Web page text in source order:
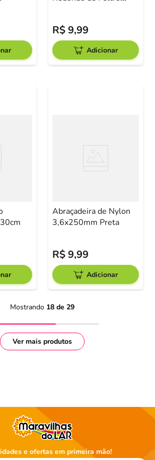
R$9,99
Adicionar
Abraçadeira de Nylon
3,6x250mm Preta
R$9,99
Adicionar
Mostrando 18 de 29
e ofertas em primeira mão!